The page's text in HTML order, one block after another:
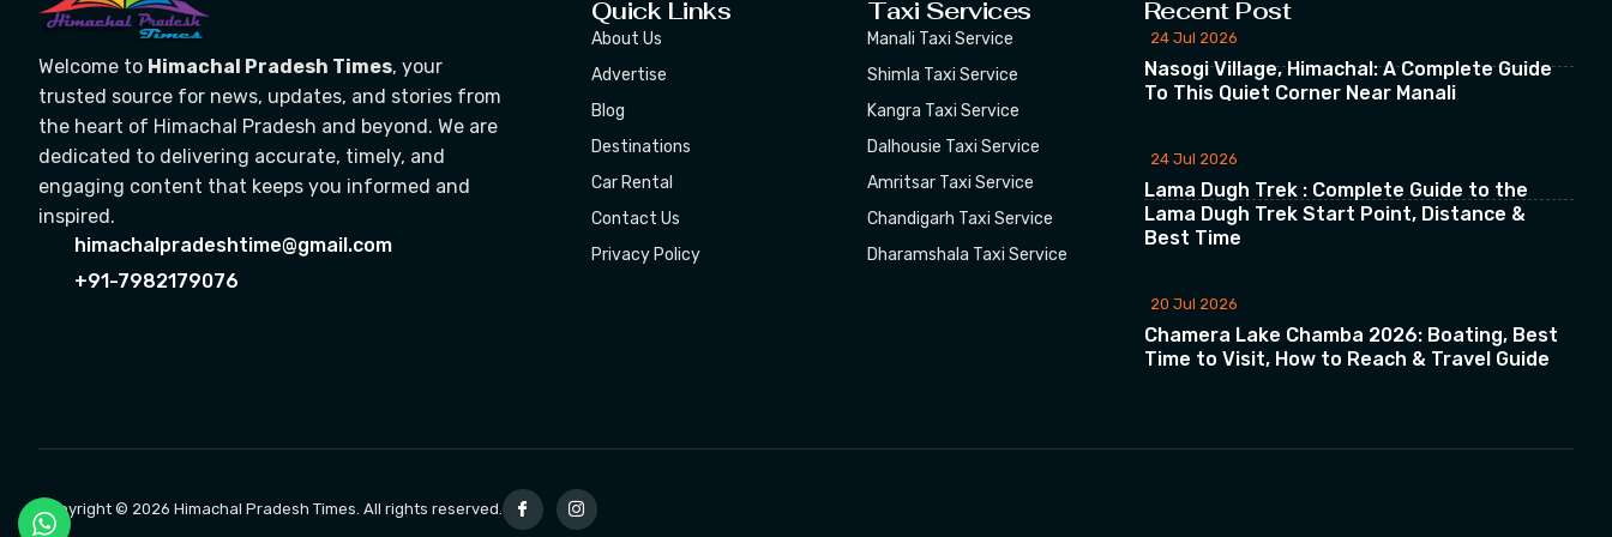
Welcome to Himachal Pradesh Times, your
trusted source for news, updates, and stories from
the heart of Himachal Pradesh and beyond. We are
dedicated to delivering accurate, timely, and
engaging content that keeps you informed and
inspired.
himachalpradeshtime@gmail.com
+91-7982179076
Quick Links
About Us
Advertise
Blog
Destinations
Car Rental
Contact Us
Privacy Policy
Taxi Services
Manali Taxi Service
Shimla Taxi Service
Kangra Taxi Service
Dalhousie Taxi Service
Amritsar Taxi Service
Chandigarh Taxi Service
Dharamshala Taxi Service
Recent Post
24 Jul 2026
Nasogi Village, Himachal: A Complete Guide
To This Quiet Corner Near Manali
24 Jul 2026
Lama Dugh Trek : Complete Guide to the
Lama Dugh Trek Start Point, Distance &
Best Time
20 Jul 2026
Chamera Lake Chamba 2026: Boating, Best
Time to Visit, How to Reach & Travel Guide
Copyright © 2026 Himachal Pradesh Times. All rights reserved.